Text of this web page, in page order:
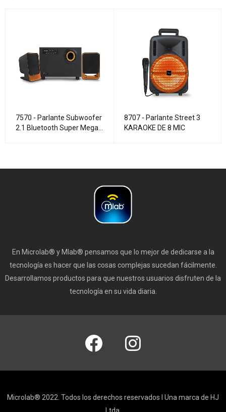
7570 - Parlante Subwoofer
2.1 Bluetooth Super Mega
8707 - Parlante Street 3
KARAOKE DE 8 MIC
En Microlab® y Mlab® pensamos que lo mejor de dedicarse a la
tecnología es hacer que las cosas complejas sucedan fácilmente.
Desarrollamos productos para que nuestros usuarios disfruten de la
tecnología en su vida diaria.
Microlab® 2022. Todos los derechos reservados I Una marca de HJ